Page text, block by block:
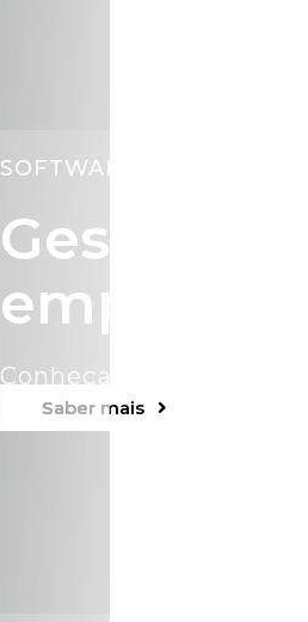
SOFTWARE
Gestão
empresas
Conheça as vantagens.
Saber mais